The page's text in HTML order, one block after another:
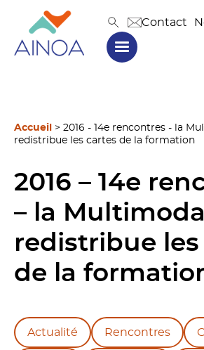
Contact
Accueil > 2016 - 14e rencontres - la
redistribue les cartes de la formation
2016 – 14e
– la
redistribue
de la
Actualité Rencontres